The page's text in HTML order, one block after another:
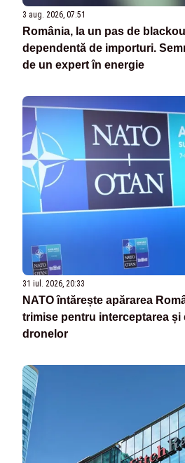
3 aug. 2026, 07:51
România, la un pas de
dependentă de importuri.
de un expert în energie
31 iul. 2026, 20:33
NATO întărește apărarea
trimise pentru interceptarea și
dronelor